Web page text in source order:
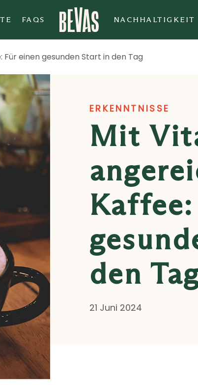
FAQS NACHHALTIGKEIT
einen gesunden Start in den Tag
ERKENNTNISSE
Mit
den
21 Juni 2024